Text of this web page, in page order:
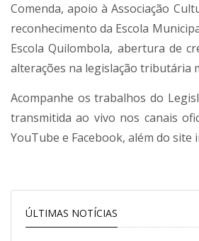
Comenda, apoio à Associação
reconhecimento da Escola
Escola Quilombola, abertura de
alterações na legislação tributária
Acompanhe os trabalhos do
transmitida ao vivo nos canais
YouTube e Facebook, além do site
ÚLTIMAS NOTÍCIAS